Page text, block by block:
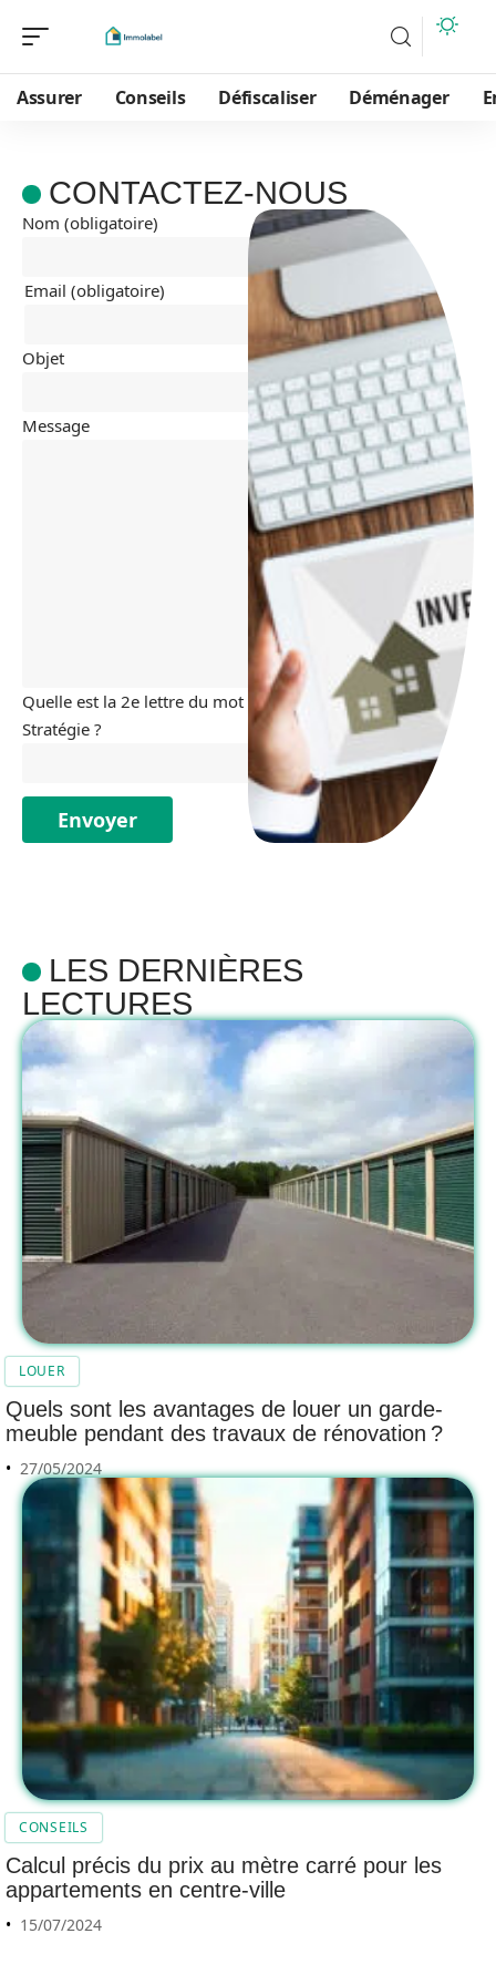
Assurer Conseils Défiscaliser Déménager
CONTACTEZ-NOUS
Nom (obligatoire)
Email (obligatoire)
Objet
Message
Quelle est la 2e lettre du mot
Stratégie ?
LES DERNIÈRES
LECTURES
LOUER
Quels sont les avantages de louer un garde-
meuble pendant des travaux de rénovation ?
27/05/2024
CONSEILS
Calcul précis du prix au mètre carré pour les
appartements en centre-ville
15/07/2024